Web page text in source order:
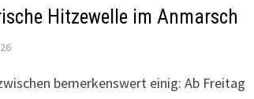
Hitzewelle im Anmarsch
bemerkenswert einig: Ab Freitag